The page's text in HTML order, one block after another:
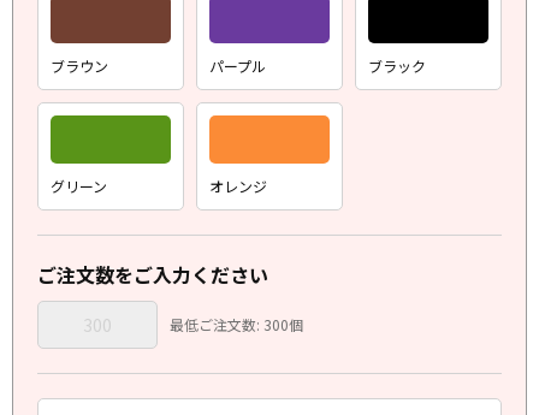
ブラウン パープル ブラック
グリーン オレンジ
ご注文数をご入力ください
最低ご注文数: 300個